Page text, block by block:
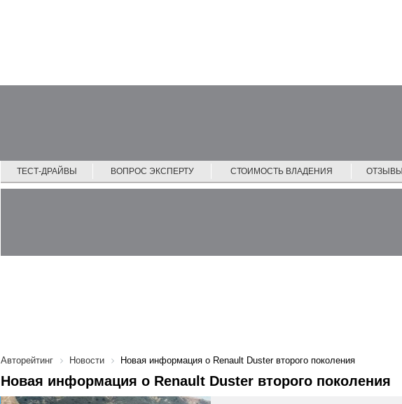
ТЕСТ-ДРАЙВЫ ВОПРОС ЭКСПЕРТУ СТОИМОСТЬ ВЛАДЕНИЯ ОТЗЫВЫ
Авторейтинг Новости Новая информация о Renault Duster второго поколения
Новая информация о Renault Duster второго поколения